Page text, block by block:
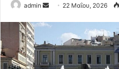
admin
Send
email
22 Μαΐου, 2026